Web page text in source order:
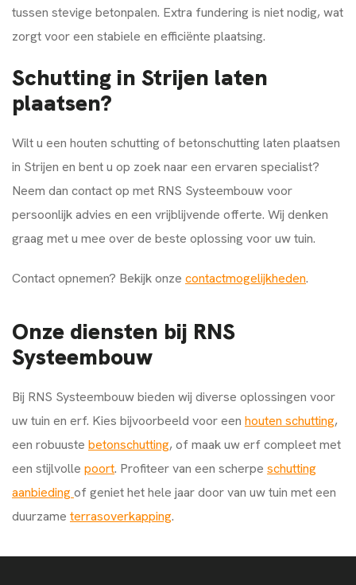
tussen stevige betonpalen. Extra fundering is niet nodig, wat
zorgt voor een stabiele en efficiënte plaatsing.
Schutting in Strijen laten
plaatsen?
Wilt u een houten schutting of betonschutting laten plaatsen
in Strijen en bent u op zoek naar een ervaren specialist?
Neem dan contact op met RNS Systeembouw voor
persoonlijk advies en een vrijblijvende offerte. Wij denken
graag met u mee over de beste oplossing voor uw tuin.
Contact opnemen? Bekijk onze contactmogelijkheden.
Onze diensten bij RNS
Systeembouw
Bij RNS Systeembouw bieden wij diverse oplossingen voor
uw tuin en erf. Kies bijvoorbeeld voor een houten schutting,
een robuuste betonschutting, of maak uw erf compleet met
een stijlvolle poort. Profiteer van een scherpe schutting
aanbiedingof geniet het hele jaar door van uw tuin met een
duurzame terrasoverkapping.